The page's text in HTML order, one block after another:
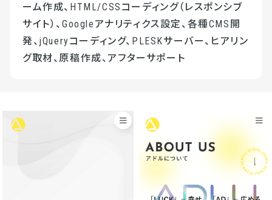
ーム作成、HTML/CSSコーディング（レスポンシブ
サイト）、Googleアナリティクス設定、各種CMS開
発、jQueryコーディング、PLESKサーバー、ヒアリン
グ取材、原稿作成、アフターサポート